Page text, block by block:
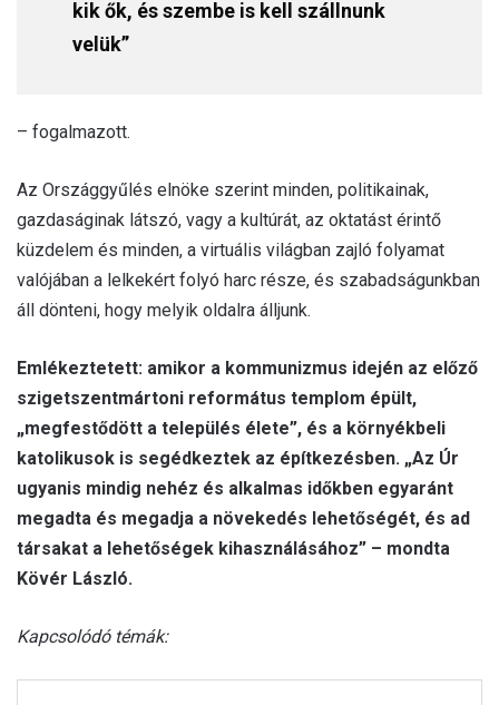
kik ők, és szembe is kell szállnunk
velük”
– fogalmazott.
Az Országgyűlés elnöke szerint minden, politikainak,
gazdaságinak látszó, vagy a kultúrát, az oktatást érintő
küzdelem és minden, a virtuális világban zajló folyamat
valójában a lelkekért folyó harc része, és szabadságunkban
áll dönteni, hogy melyik oldalra álljunk.
Emlékeztetett: amikor a kommunizmus idején az előző
szigetszentmártoni református templom épült,
„megfestődött a település élete”, és a környékbeli
katolikusok is segédkeztek az építkezésben. „Az Úr
ugyanis mindig nehéz és alkalmas időkben egyaránt
megadta és megadja a növekedés lehetőségét, és ad
társakat a lehetőségek kihasználásához” – mondta
Kövér László.
Kapcsolódó témák: